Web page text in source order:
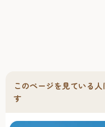
このページを見ている
す